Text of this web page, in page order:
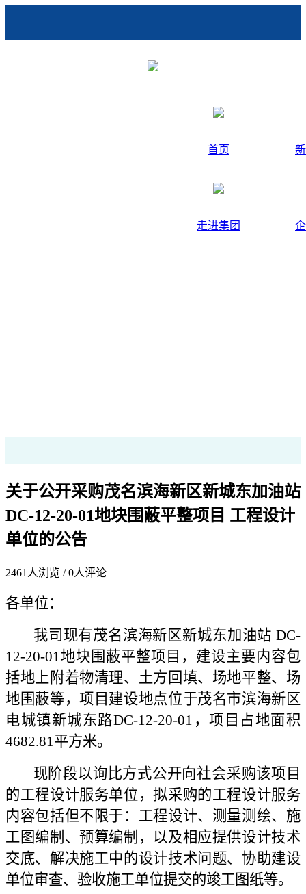
首页
走进集团
关于公开采购茂名滨海新区新城东加油站
DC-12-20-01地块围蔽平整项目 工程设计
单位的公告
2461 人浏览 /0人评论
各单位：
我司现有茂名滨海新区新城东加油站 DC-
12-20-01地块围蔽平整项目，建设主要内容包
括地上附着物清理、土方回填、场地平整、场
地围蔽等，项目建设地点位于茂名市滨海新区
电城镇新城东路DC-12-20-01，项目占地面积
4682.81平方米。
现阶段以询比方式公开向社会采购该项目
的工程设计服务单位，拟采购的工程设计服务
内容包括但不限于：工程设计、测量测绘、施
工图编制、预算编制，以及相应提供设计技术
交底、解决施工中的设计技术问题、协助建设
单位审查、验收施工单位提交的竣工图纸等。